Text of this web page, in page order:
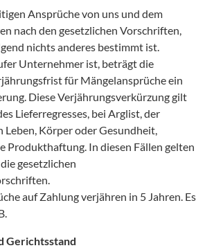
Ansprüche von uns und dem
nach den gesetzlichen Vorschriften,
nichts anderes bestimmt ist.
Unternehmer ist, beträgt die
für Mängelansprüche ein
Diese Verjährungsverkürzung gilt
Lieferregresses, bei Arglist, der
Leben, Körper oder Gesundheit,
Produkthaftung. In diesen Fällen gelten
gesetzlichen
auf Zahlung verjähren in 5 Jahren. Es
Gerichtsstand